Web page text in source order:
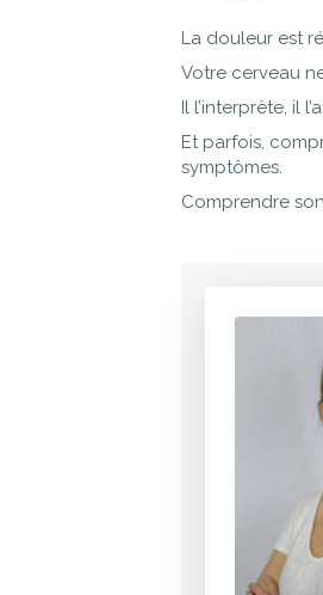
La douleur est
Votre cerveau
Il l’interprète, il
Et parfois,
symptômes.
Comprendre